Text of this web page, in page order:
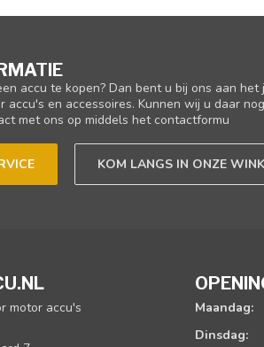
accu te kopen? Dan bent u bij ons aan
accu's en accessoires. Kunnen wij u daar
met ons op middels het contactformu
KOM LANGS IN ONZE
motor accu's Maandag:
Dinsdag: